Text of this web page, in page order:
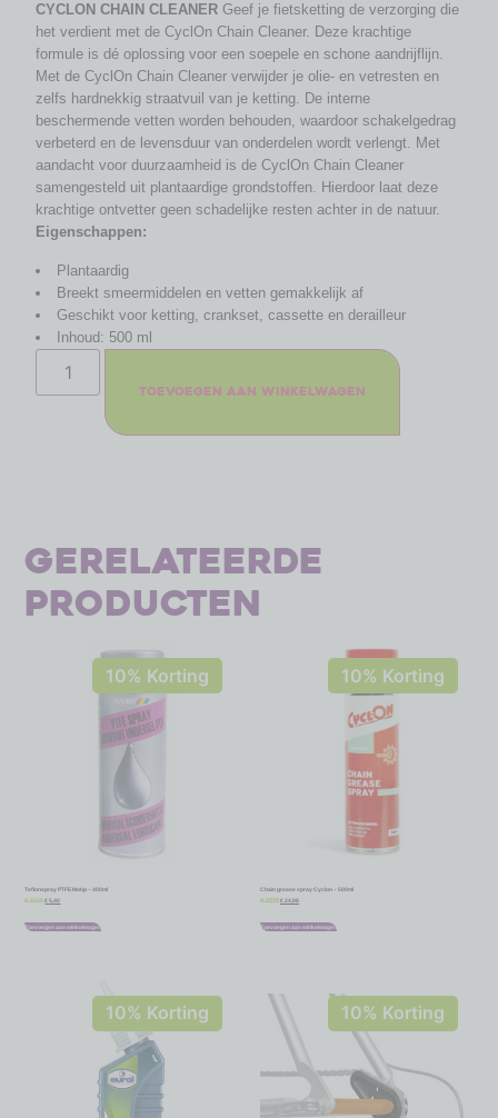
CYCLON CHAIN CLEANER Geef je fietsketting de verzorging die
het verdient met de CyclOn Chain Cleaner. Deze krachtige
formule is dé oplossing voor een soepele en schone aandrijflijn.
Met de CyclOn Chain Cleaner verwijder je olie- en vetresten en
zelfs hardnekkig straatvuil van je ketting. De interne
beschermende vetten worden behouden, waardoor schakelgedrag
verbeterd en de levensduur van onderdelen wordt verlengt. Met
aandacht voor duurzaamheid is de CyclOn Chain Cleaner
samengesteld uit plantaardige grondstoffen. Hierdoor laat deze
krachtige ontvetter geen schadelijke resten achter in de natuur.
Eigenschappen:
Plantaardig
Breekt smeermiddelen en vetten gemakkelijk af
Geschikt voor ketting, crankset, cassette en derailleur
Inhoud: 500 ml
Toevoegen aan winkelwagen
Gerelateerde
producten
10% Korting
Teflonspray PTFE Motip – 400ml
€ 6,00 € 5,40
Toevoegen aan winkelwagen
10% Korting
Chain grease spray Cyclon – 500ml
€ 27,75 € 24,98
Toevoegen aan winkelwagen
10% Korting 10% Korting